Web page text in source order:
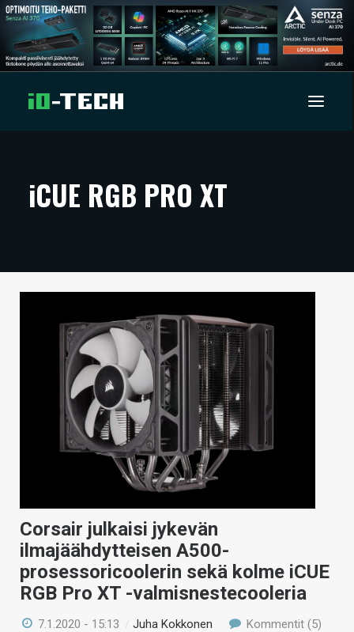
ARTIKKELIT
TECHBBS
VAIHDA TEEMA
iCUE RGB PRO XT
Corsair julkaisi jykevän
ilmajäähdytteisen A500-
prosessoricoolerin sekä kolme iCUE
RGB Pro XT -valmisnestecooleria
7.1.2020 - 15:13 /Juha Kokkonen Kommentit (5)